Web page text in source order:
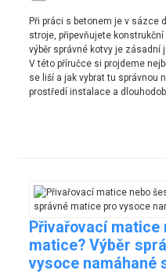
Při práci s betonem je v sázce
stroje, připevňujete
výběr správné kotvy je zásadní
V této příručce si projdeme
se liší a jak vybrat tu správnou
prostředí instalace a
Přivařovací
matice? Výběr
vysoce namáhané